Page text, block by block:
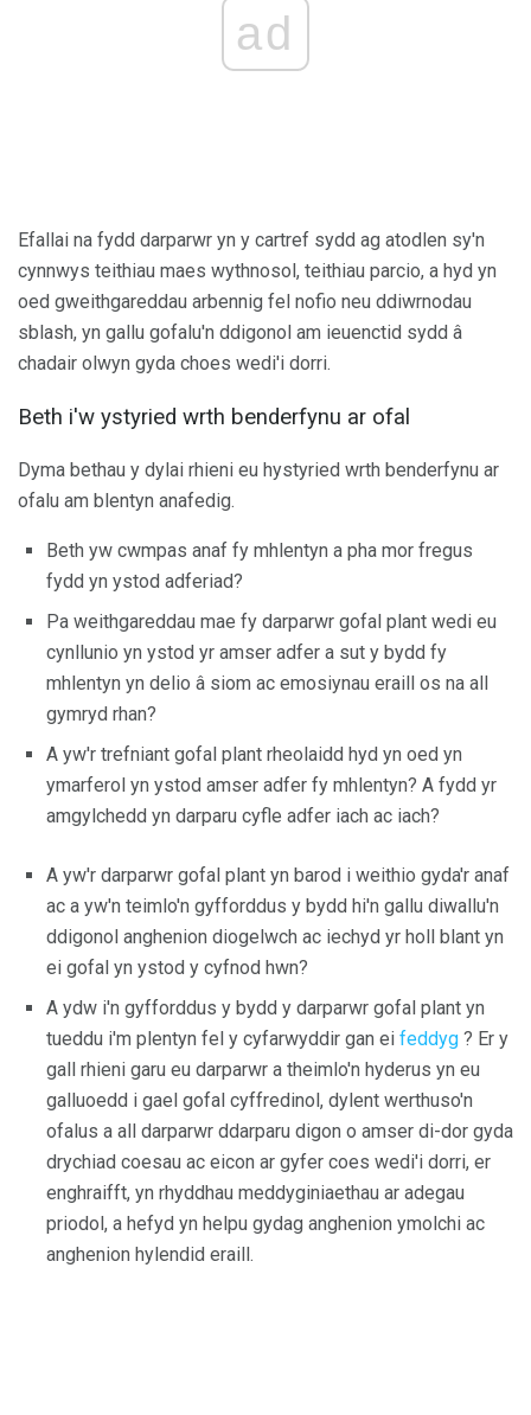
ad
Efallai na fydd darparwr yn y cartref sydd ag atodlen sy'n
cynnwys teithiau maes wythnosol, teithiau parcio, a hyd yn
oed gweithgareddau arbennig fel nofio neu ddiwrnodau
sblash, yn gallu gofalu'n ddigonol am ieuenctid sydd â
chadair olwyn gyda choes wedi'i dorri.
Beth i'w ystyried wrth benderfynu ar ofal
Dyma bethau y dylai rhieni eu hystyried wrth benderfynu ar
ofalu am blentyn anafedig.
Beth yw cwmpas anaf fy mhlentyn a pha mor fregus
fydd yn ystod adferiad?
Pa weithgareddau mae fy darparwr gofal plant wedi eu
cynllunio yn ystod yr amser adfer a sut y bydd fy
mhlentyn yn delio â siom ac emosiynau eraill os na all
gymryd rhan?
A yw'r trefniant gofal plant rheolaidd hyd yn oed yn
ymarferol yn ystod amser adfer fy mhlentyn? A fydd yr
amgylchedd yn darparu cyfle adfer iach ac iach?
A yw'r darparwr gofal plant yn barod i weithio gyda'r anaf
ac a yw'n teimlo'n gyfforddus y bydd hi'n gallu diwallu'n
ddigonol anghenion diogelwch ac iechyd yr holl blant yn
ei gofal yn ystod y cyfnod hwn?
A ydw i'n gyfforddus y bydd y darparwr gofal plant yn
tueddu i'm plentyn fel y cyfarwyddir gan ei feddyg ? Er y
gall rhieni garu eu darparwr a theimlo'n hyderus yn eu
galluoedd i gael gofal cyffredinol, dylent werthuso'n
ofalus a all darparwr ddarparu digon o amser di-dor gyda
drychiad coesau ac eicon ar gyfer coes wedi'i dorri, er
enghraifft, yn rhyddhau meddyginiaethau ar adegau
priodol, a hefyd yn helpu gydag anghenion ymolchi ac
anghenion hylendid eraill.